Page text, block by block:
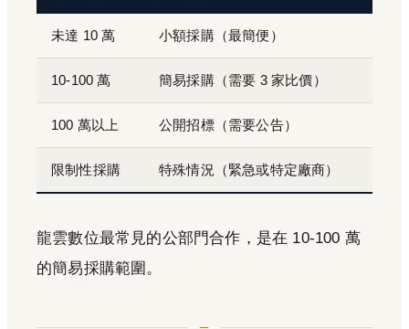
未達 10 萬 小額採購（最簡便）
10-100 萬 簡易採購（需要 3 家比價）
100 萬以上 公開招標（需要公告）
限制性採購 特殊情況（緊急或特定廠商）
龍雲數位最常見的公部門合作，是在 10-100 萬
的簡易採購範圍。